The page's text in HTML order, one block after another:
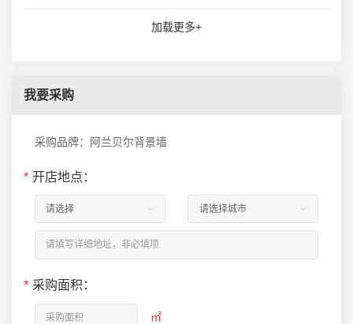
加载更多+
我要采购
采购品牌：阿兰贝尔背景墙
* 开店地点：
* 采购面积：
㎡